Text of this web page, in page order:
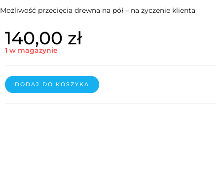
Możliwość przecięcia drewna na pół – na życzenie klienta
140,00 zł
1 w magazynie
DODAJ DO KOSZYKA